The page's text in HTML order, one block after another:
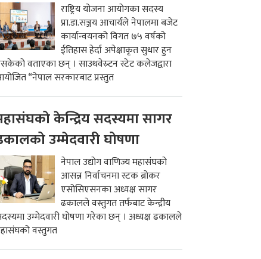
राष्ट्रिय योजना आयोगका सदस्य
प्रा.डा.सञ्जय आचार्यले नेपालमा बजेट
कार्यान्वयनको विगत ७५ वर्षको
ईतिहास हेर्दा अपेक्षाकृत सुधार हुन
वताएका छन् । साउथवेस्र्टन स्टेट कलेजद्वारा
“नेपाल सरकारबाट प्रस्तुत
केन्द्रिय सदस्यमा सागर
उम्मेदवारी घोषणा
नेपाल उद्योग वाणिज्य महासंघको
आसन्न निर्वाचनमा स्टक ब्रोकर
एसोसिएसनका अध्यक्ष सागर
ढकालले वस्तुगत तर्फबाट केन्द्रीय
उम्मेदवारी घोषणा गरेका छन् । अध्यक्ष ढकालले
वस्तुगत